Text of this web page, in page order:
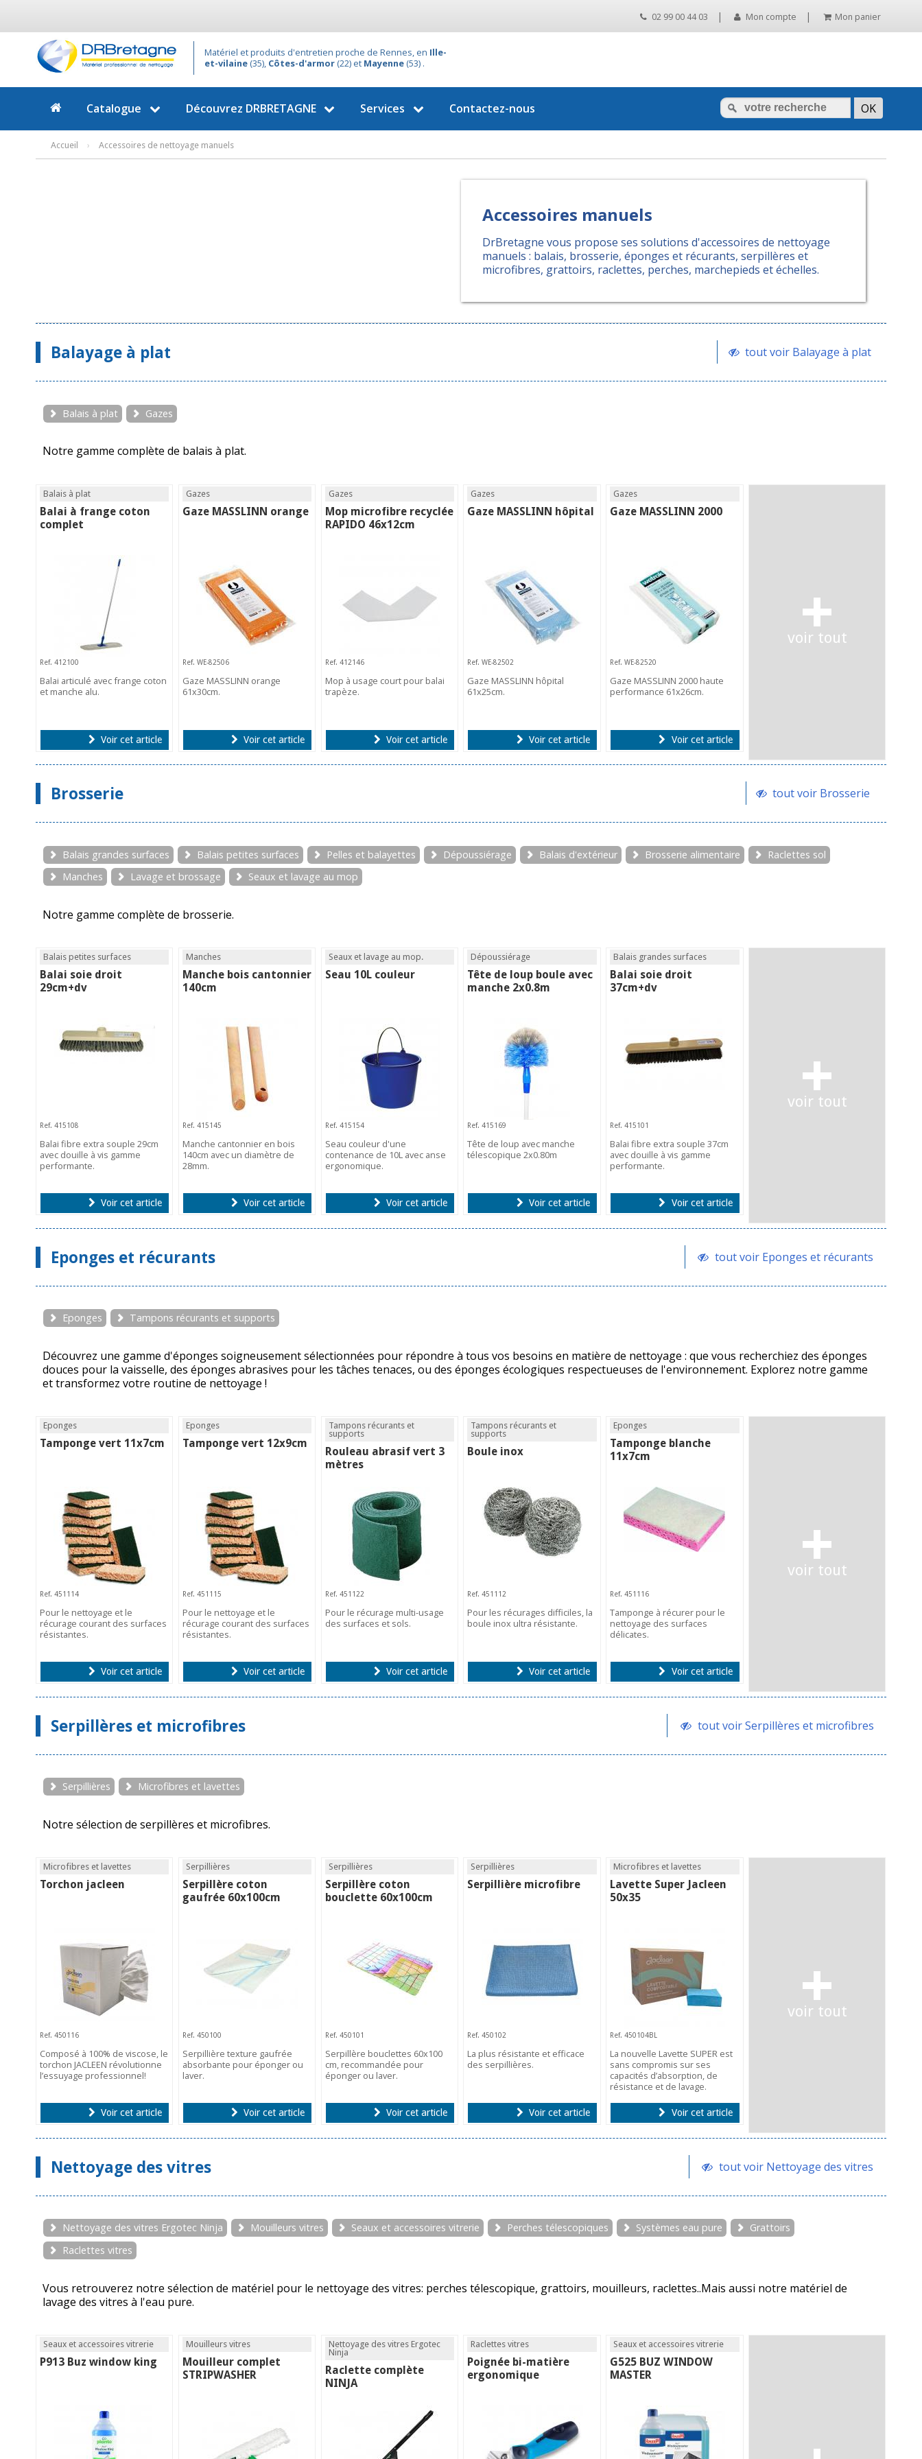
02 99 00 44 03 | Mon compte | Mon panier
Matériel et produits d'entretien proche de Rennes, en Ille-
et-vilaine (35), Côtes-d'armor (22) et Mayenne (53) .
Catalogue Découvrez DRBRETAGNE Services Contactez-nous
Accueil › Accessoires de nettoyage manuels
Accessoires manuels
DrBretagne vous propose ses solutions d'accessoires de nettoyage
manuels : balais, brosserie, éponges et récurants, serpillères et
microfibres, grattoirs, raclettes, perches, marchepieds et échelles.
Balayage à plat tout voir Balayage à plat
Balais à plat Gazes
Notre gamme complète de balais à plat.
Balais à plat
Balai à frange coton
complet
Ref. 412100
Balai articulé avec frange coton
et manche alu.
Voir cet article
Gazes
Gaze MASSLINN orange
Ref. WE-82506
Gaze MASSLINN orange
61x30cm.
Voir cet article
Gazes
Mop microfibre recyclée
RAPIDO 46x12cm
Ref. 412146
Mop à usage court pour balai
trapèze.
Voir cet article
Gazes
Gaze MASSLINN hôpital
Ref. WE-82502
Gaze MASSLINN hôpital
61x25cm.
Voir cet article
Gazes
Gaze MASSLINN 2000
Ref. WE-82520
Gaze MASSLINN 2000 haute
performance 61x26cm.
Voir cet article
+
voir tout
Brosserie tout voir Brosserie
Balais grandes surfaces Balais petites surfaces Pelles et balayettes Dépoussiérage Balais d'extérieur Brosserie alimentaire
Raclettes sol
Manches
Lavage et brossage Seaux et lavage au mop
Notre gamme complète de brosserie.
Balais petites surfaces
Balai soie droit
29cm+dv
Ref. 415108
Balai fibre extra souple 29cm
avec douille à vis gamme
performante.
Voir cet article
Manches
Manche bois cantonnier
140cm
Ref. 415145
Manche cantonnier en bois
140cm avec un diamètre de
28mm.
Voir cet article
Seaux et lavage au mop.
Seau 10L couleur
Ref. 415154
Seau couleur d'une
contenance de 10L avec anse
ergonomique.
Voir cet article
Dépoussiérage
Tête de loup boule avec
manche 2x0.8m
Ref. 415169
Tête de loup avec manche
télescopique 2x0.80m
Voir cet article
Balais grandes surfaces
Balai soie droit
37cm+dv
Ref. 415101
Balai fibre extra souple 37cm
avec douille à vis gamme
performante.
Voir cet article
+
voir tout
Eponges et récurants tout voir Eponges et récurants
Eponges Tampons récurants et supports
Découvrez une gamme d'éponges soigneusement sélectionnées pour répondre à tous vos besoins en matière de nettoyage : que vous recherchiez des éponges
douces pour la vaisselle, des éponges abrasives pour les tâches tenaces, ou des éponges écologiques respectueuses de l'environnement. Explorez notre gamme
et transformez votre routine de nettoyage !
Eponges
Tamponge vert 11x7cm
Ref. 451114
Pour le nettoyage et le
récurage courant des surfaces
résistantes.
Voir cet article
Eponges
Tamponge vert 12x9cm
Ref. 451115
Pour le nettoyage et le
récurage courant des surfaces
résistantes.
Voir cet article
Tampons récurants et
supports
Rouleau abrasif vert 3
mètres
Ref. 451122
Pour le récurage multi-usage
des surfaces et sols.
Voir cet article
Tampons récurants et
supports
Boule inox
Ref. 451112
Pour les récurages difficiles, la
boule inox ultra résistante.
Voir cet article
Eponges
Tamponge blanche
11x7cm
Ref. 451116
Tamponge à récurer pour le
nettoyage des surfaces
délicates.
Voir cet article
+
voir tout
Serpillères et microfibres tout voir Serpillères et microfibres
Serpillières Microfibres et lavettes
Notre sélection de serpillères et microfibres.
Microfibres et lavettes
Torchon jacleen
Ref. 450116
Composé à 100% de viscose, le
torchon JACLEEN révolutionne
l’essuyage professionnel!
Voir cet article
Serpillières
Serpillère coton
gaufrée 60x100cm
Ref. 450100
Serpillière texture gaufrée
absorbante pour éponger ou
laver.
Voir cet article
Serpillières
Serpillère coton
bouclette 60x100cm
Ref. 450101
Serpillère bouclettes 60x100
cm, recommandée pour
éponger ou laver.
Voir cet article
Serpillières
Serpillière microfibre
Ref. 450102
La plus résistante et efficace
des serpillières.
Voir cet article
Microfibres et lavettes
Lavette Super Jacleen
50x35
Ref. 450104BL
La nouvelle Lavette SUPER est
sans compromis sur ses
capacités d’absorption, de
résistance et de lavage.
Voir cet article
+
voir tout
Nettoyage des vitres tout voir Nettoyage des vitres
Nettoyage des vitres Ergotec Ninja Mouilleurs vitres Seaux et accessoires vitrerie Perches télescopiques Systèmes eau pure
Grattoirs
Raclettes vitres
Vous retrouverez notre sélection de matériel pour le nettoyage des vitres: perches télescopique, grattoirs, mouilleurs, raclettes..Mais aussi notre matériel de
lavage des vitres à l'eau pure.
Seaux et accessoires vitrerie
P913 Buz window king
Mouilleurs vitres
Mouilleur complet
STRIPWASHER
Nettoyage des vitres Ergotec
Ninja
Raclette complète
NINJA
Raclettes vitres
Poignée bi-matière
ergonomique
Seaux et accessoires vitrerie
G525 BUZ WINDOW
MASTER